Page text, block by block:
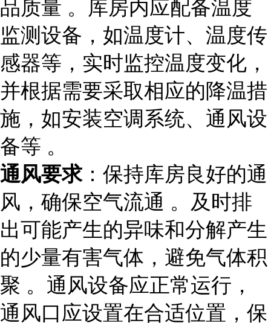
品质量 。库房内应配备温度
监测设备，如温度计、温度传
感器等，实时监控温度变化，
并根据需要采取相应的降温措
施，如安装空调系统、通风设
备等 。
通风要求：保持库房良好的通
风，确保空气流通 。及时排
出可能产生的异味和分解产生
的少量有害气体，避免气体积
聚 。通风设备应正常运行，
通风口应设置在合适位置，保